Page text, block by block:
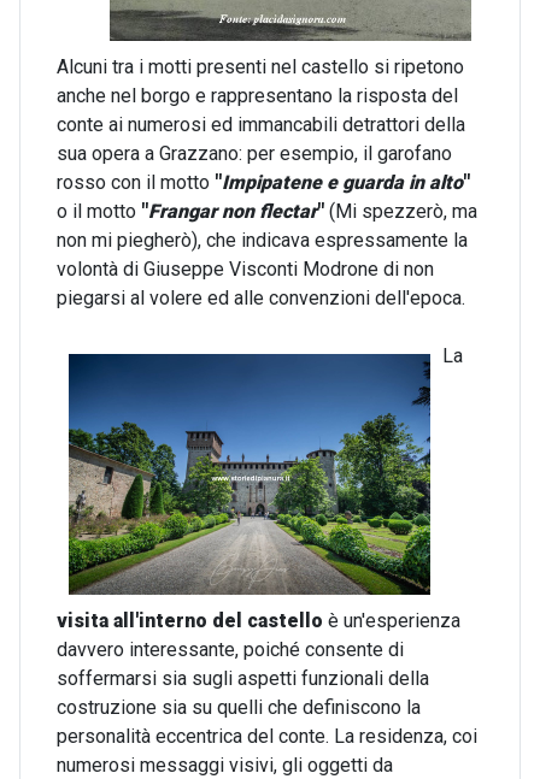
Alcuni tra i motti presenti nel castello si ripetono
anche nel borgo e rappresentano la risposta del
conte ai numerosi ed immancabili detrattori della
sua opera a Grazzano: per esempio, il garofano
rosso con il motto "Impipatene e guarda in alto"
o il motto "Frangar non flectar" (Mi spezzerò, ma
non mi piegherò), che indicava espressamente la
volontà di Giuseppe Visconti Modrone di non
piegarsi al volere ed alle convenzioni dell'epoca.
La
visita all'interno del castello è un'esperienza
davvero interessante, poiché consente di
soffermarsi sia sugli aspetti funzionali della
costruzione sia su quelli che definiscono la
personalità eccentrica del conte. La residenza, coi
numerosi messaggi visivi, gli oggetti da